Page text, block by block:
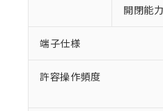
開閉能
端子仕様
許容操作頻度